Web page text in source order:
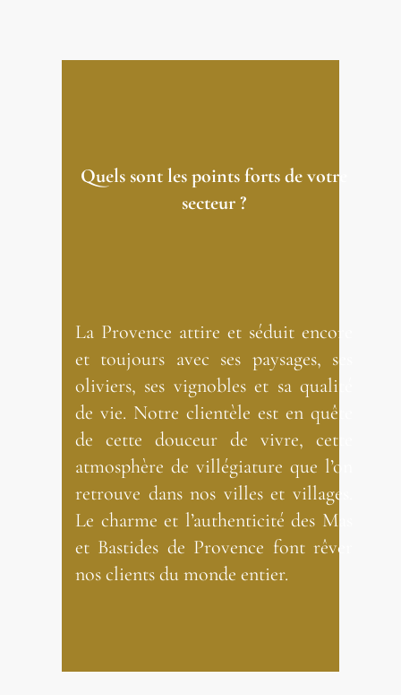
Quels sont les points forts de votre
secteur ?
La Provence attire et séduit encore
et toujours avec ses paysages, ses
oliviers, ses vignobles et sa qualité
de vie. Notre clientèle est en quête
de cette douceur de vivre, cette
atmosphère de villégiature que l’on
retrouve dans nos villes et villages.
Le charme et l’authenticité des Mas
et Bastides de Provence font rêver
nos clients du monde entier.